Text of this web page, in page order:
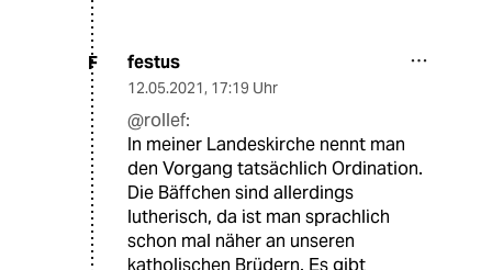
F festus
12.05.2021, 17:19 Uhr
@rollef:
In meiner Landeskirche nennt man
den Vorgang tatsächlich Ordination.
Die Bäffchen sind allerdings
lutherisch, da ist man sprachlich
schon mal näher an unseren
katholischen Brüdern. Es gibt